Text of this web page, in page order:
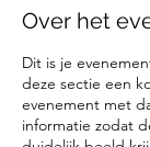
Over het
Dit is je
deze sectie een
evenement met
informatie zodat